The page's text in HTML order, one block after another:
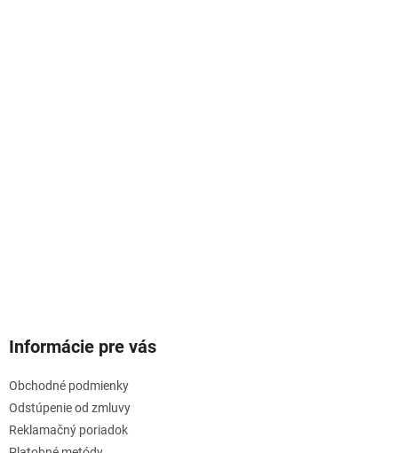
Informácie pre vás
Obchodné podmienky
Odstúpenie od zmluvy
Reklamačný poriadok